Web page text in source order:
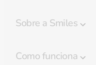
Sobre a Smiles
Como funciona